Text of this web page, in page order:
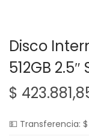
Disco
512GB
$
💵 Transferencia: $